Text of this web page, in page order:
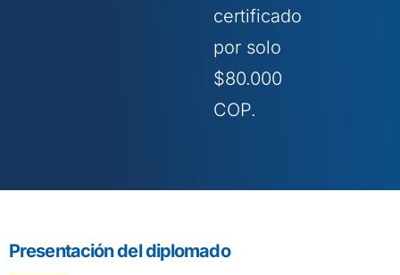
certificado
por solo
$80.000
COP.
Presentación del diplomado